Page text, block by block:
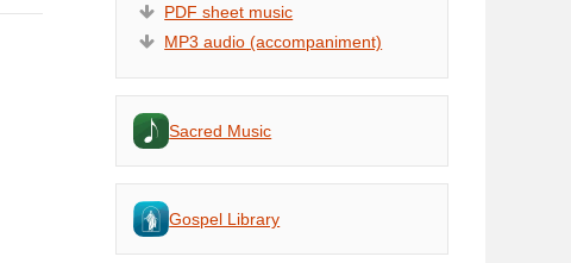
PDF sheet music
MP3 audio (accompaniment)
Sacred Music
Gospel Library